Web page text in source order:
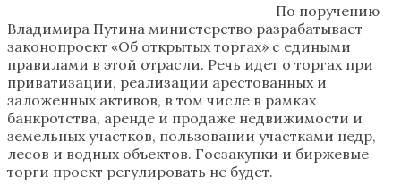
По поручению
Владимира Путина министерство разрабатывает
законопроект «Об открытых торгах» с едиными
правилами в этой отрасли. Речь идет о торгах при
приватизации, реализации арестованных и
заложенных активов, в том числе в рамках
банкротства, аренде и продаже недвижимости и
земельных участков, пользовании участками недр,
лесов и водных объектов. Госзакупки и биржевые
торги проект регулировать не будет.